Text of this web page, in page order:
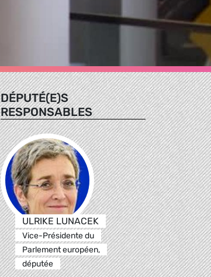
DÉPUTÉ(E)S
RESPONSABLES
ULRIKE LUNACEK
Vice-Présidente du
Parlement européen,
députée